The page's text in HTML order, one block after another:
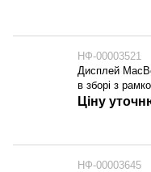
НФ-00003521
Дисплей
в зборі з
Ціну
НФ-00003645